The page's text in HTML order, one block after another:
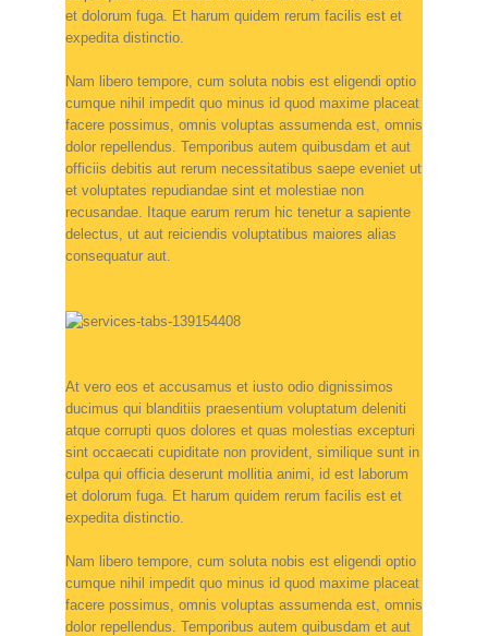
et dolorum fuga. Et harum quidem rerum facilis est et
expedita distinctio.
Nam libero tempore, cum soluta nobis est eligendi optio
cumque nihil impedit quo minus id quod maxime placeat
facere possimus, omnis voluptas assumenda est, omnis
dolor repellendus. Temporibus autem quibusdam et aut
officiis debitis aut rerum necessitatibus saepe eveniet ut
et voluptates repudiandae sint et molestiae non
recusandae. Itaque earum rerum hic tenetur a sapiente
delectus, ut aut reiciendis voluptatibus maiores alias
consequatur aut.
At vero eos et accusamus et iusto odio dignissimos
ducimus qui blanditiis praesentium voluptatum deleniti
atque corrupti quos dolores et quas molestias excepturi
sint occaecati cupiditate non provident, similique sunt in
culpa qui officia deserunt mollitia animi, id est laborum
et dolorum fuga. Et harum quidem rerum facilis est et
expedita distinctio.
Nam libero tempore, cum soluta nobis est eligendi optio
cumque nihil impedit quo minus id quod maxime placeat
facere possimus, omnis voluptas assumenda est, omnis
dolor repellendus. Temporibus autem quibusdam et aut